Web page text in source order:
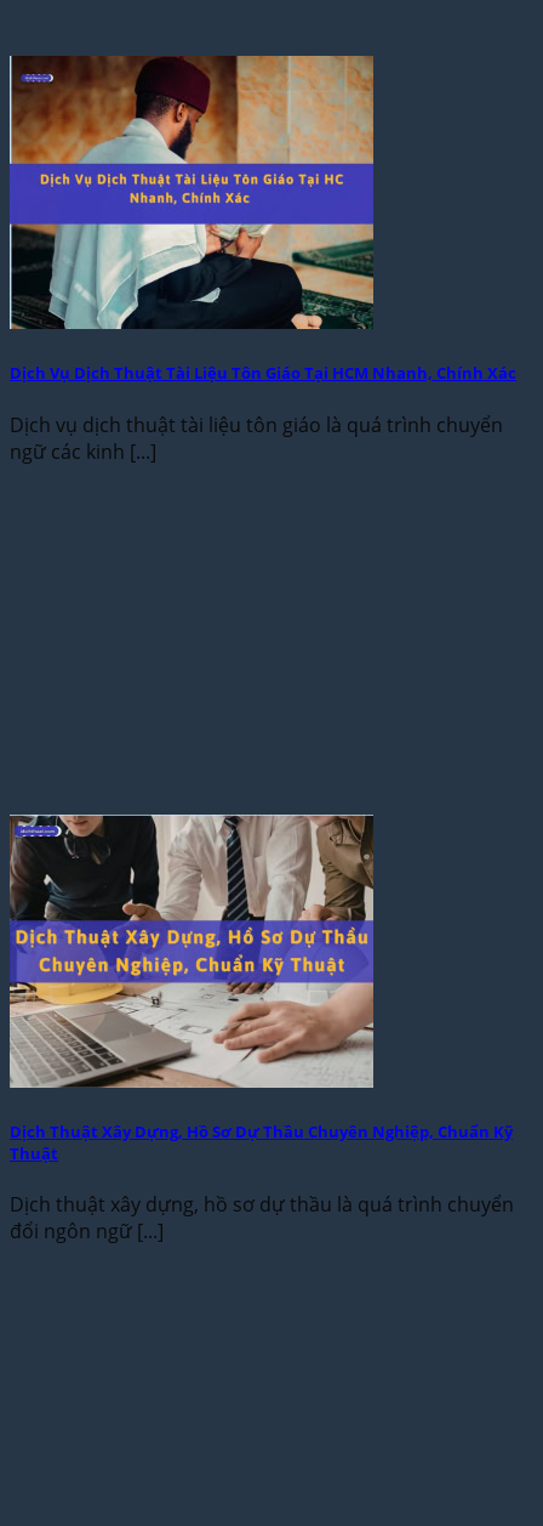
Dịch Vụ Dịch Thuật Tài Liệu Tôn Giáo Tại HCM Nhanh, Chính Xác
Dịch vụ dịch thuật tài liệu tôn giáo là quá trình chuyển
ngữ các kinh [...]
Dịch Thuật Xây Dựng, Hồ Sơ Dự Thầu Chuyên Nghiệp, Chuẩn Kỹ
Thuật
Dịch thuật xây dựng, hồ sơ dự thầu là quá trình chuyển
đổi ngôn ngữ [...]